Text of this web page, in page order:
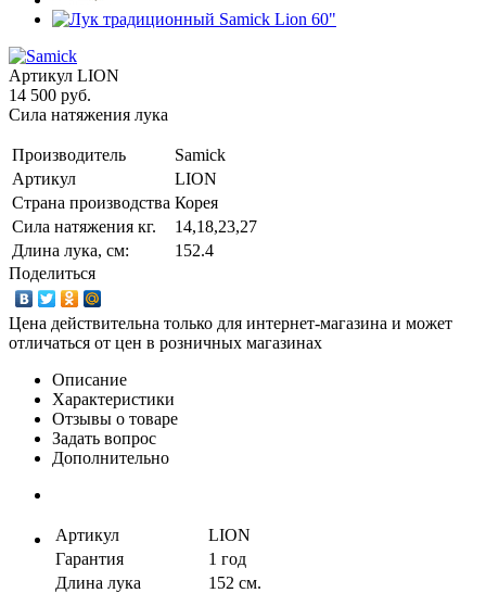
Артикул LION
14 500 руб.
Сила натяжения лука
Производитель
Samick
Артикул
LION
Страна производства Корея
Сила натяжения кг.
14,18,23,27
Длина лука, см:
152.4
Поделиться
Цена действительна только для интернет-магазина и может
отличаться от цен в розничных магазинах
Описание
Характеристики
Отзывы о товаре
Задать вопрос
Дополнительно
Артикул
LION
Гарантия
1 год
Длина лука
152 см.